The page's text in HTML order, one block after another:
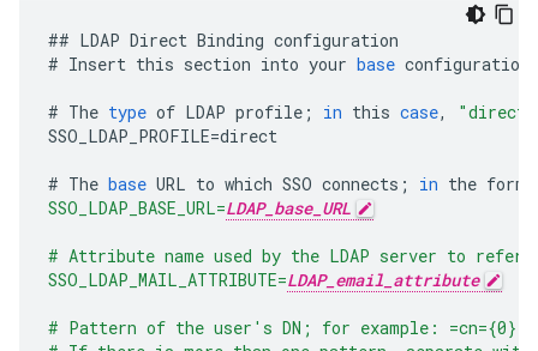
## LDAP Direct Binding configuration
# Insert this section into your base configuration
# The type of LDAP profile ; in this case,
"direct"
SSO_LDAP_PROFILE=direct
# The base URL to which SSO connects ; in the form
SSO_LDAP_BASE_URL=LDAP_base_URL
# Attribute name used by the LDAP server to
SSO_LDAP_MAIL_ATTRIBUTE=LDAP_email_attribute
# Pattern of the user's DN; for example: